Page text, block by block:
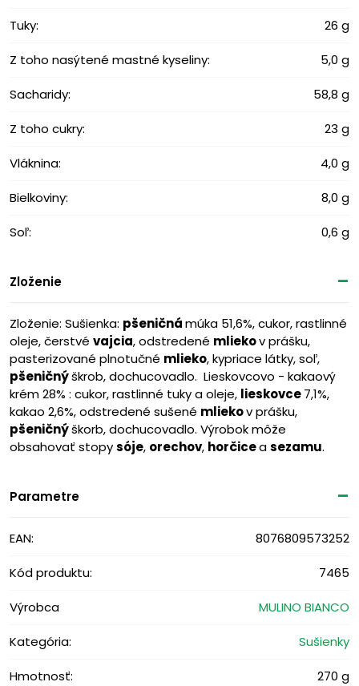
Tuky: 26 g
Z toho nasýtené mastné kyseliny: 5,0 g
Sacharidy: 58,8 g
Z toho cukry: 23 g
Vláknina: 4,0 g
Bielkoviny: 8,0 g
Soľ: 0,6 g
Zloženie
Zloženie: Sušienka: pšeničnámúka 51,6%, cukor, rastlinné
oleje, čerstvé vajcia, odstredené mliekov prášku,
pasterizované plnotučné mlieko, kypriace látky, soľ,
pšeničnýškrob, dochucovadlo. Lieskovcovo - kakaový
krém 28% : cukor, rastlinné tuky a oleje, lieskovce7,1%,
kakao 2,6%, odstredené sušené mliekov prášku,
pšeničnýškorb, dochucovadlo. Výrobok môže
obsahovať stopysóje, orechov, horčiceasezamu.
Parametre
EAN: 8076809573252
Kód produktu: 7465
Výrobca MULINO BIANCO
Kategória: Sušienky
Hmotnosť: 270 g